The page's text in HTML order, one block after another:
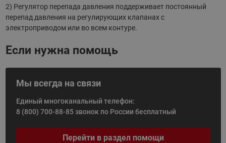
2) Регулятор перепада давления поддерживает постоянный
перепад давления на регулирующих клапанах с
электроприводом или во всем контуре.
Если нужна помощь
Мы всегда на связи
Единый многоканальный телефон:
8 (800) 700-88-85звонок по России бесплатный
Перейти в раздел помощи